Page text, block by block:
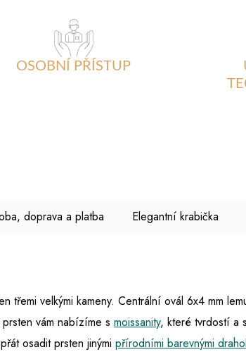
OSOBNÍ PŘÍSTUP
doprava a platba Elegantní krabička
třemi velkými kameny. Centrální ovál 6x4 mm
vám nabízíme s moissanity, které tvrdostí a
osadit prsten jinými přírodními barevnými